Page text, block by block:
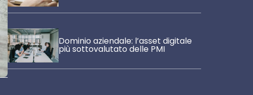
Dominio aziendale: l’asset digitale
più sottovalutato delle PMI